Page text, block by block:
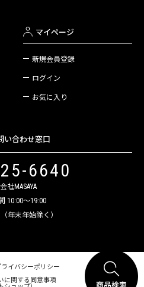
マイページ
新規会員登録
ログイン
お気に入り
い合わせ窓口
6640
社MASAYA
10:00～19:00
年末年始除く）
ライバシーポリシー
に関する同意事項